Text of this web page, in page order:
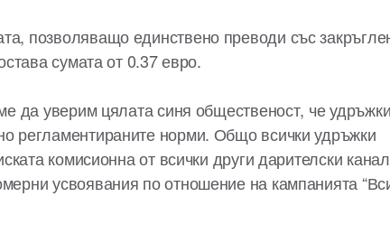
позволяващо единствено преводи със
сумата от 0.37 евро.
да уверим цялата синя общественост, че
регламентираните норми. Общо всички удръжки
комисионна от всички други дарителски
усвоявания по отношение на кампанията